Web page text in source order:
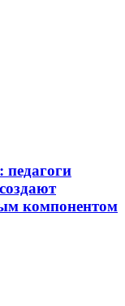
компонентом